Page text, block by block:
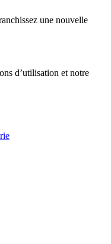
une nouvelle
d’utilisation et notre